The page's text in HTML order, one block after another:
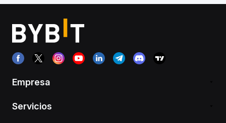
Empresa
Servicios